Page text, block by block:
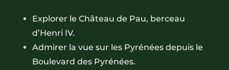
Explorer le Château de Pau, berceau
d’Henri IV.
Admirer la vue sur les Pyrénées depuis le
Boulevard des Pyrénées.